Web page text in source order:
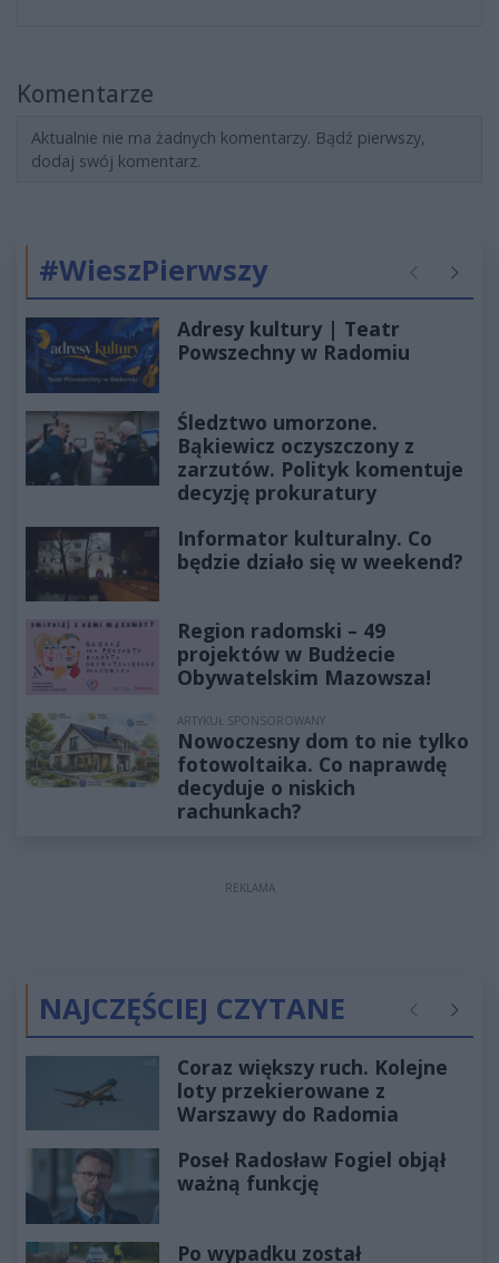
Komentarze
Aktualnie nie ma żadnych komentarzy. Bądź pierwszy,
dodaj swój komentarz.
#WieszPierwszy Poprzednie
Adresy kultury | Teatr
Powszechny w Radomiu
Śledztwo umorzone.
Bąkiewicz oczyszczony z
zarzutów. Polityk komentuje
decyzję prokuratury
Informator kulturalny. Co
będzie działo się w weekend?
Region radomski – 49
projektów w Budżecie
Obywatelskim Mazowsza!
ARTYKUŁ SPONSOROWANY
Nowoczesny dom to nie tylko
fotowoltaika. Co naprawdę
decyduje o niskich
rachunkach?
REKLAMA
NAJCZĘŚCIEJ CZYTANE Poprzednie
Coraz większy ruch. Kolejne
loty przekierowane z
Warszawy do Radomia
Poseł Radosław Fogiel objął
ważną funkcję
Po wypadku został